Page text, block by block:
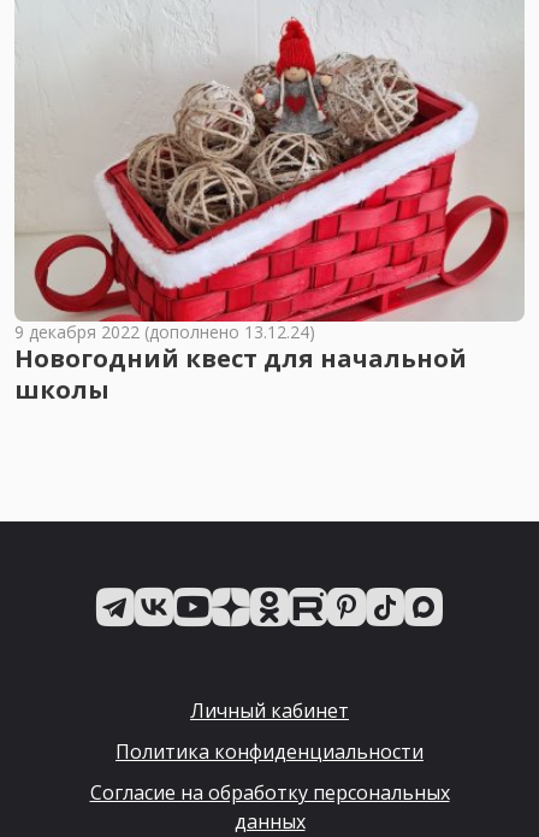
9 декабря 2022 (дополнено 13.12.24)
Новогодний квест для начальной
школы
Личный кабинет
Политика конфиденциальности
Согласие на обработку персональных
данных